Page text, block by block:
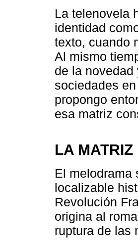
La telenovela
identidad
texto, cuando
Al mismo
de la
sociedades
propongo
esa matriz
LA
El melodrama
localizable
Revolución
origina al
ruptura de las